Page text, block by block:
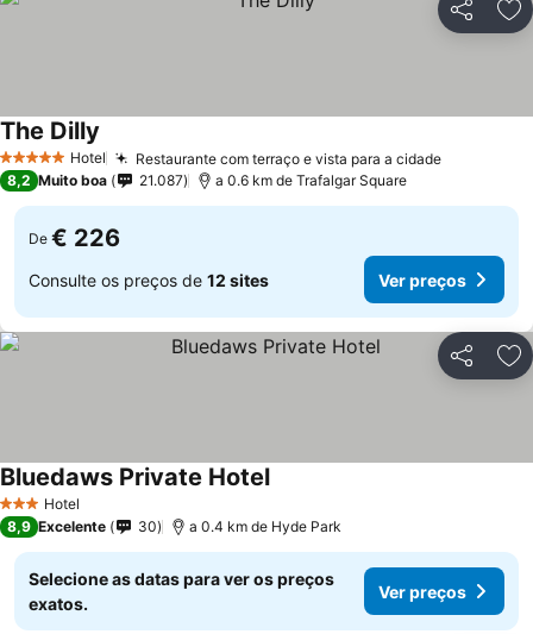
Partilhar
5 Estrelas Hotel Restaurante com terraço e vista para a cidadeVer
The Dilly
8,2 Muito boa 21.087 a 0.6 km de Trafalgar Square
De € 226
Consulte os preços de 12 sites Ver preços
Partilhar
3 EstrelasHotel
Bluedaws Private HotelVer preços
8,9 Excelente 30 a 0.4 km de Hyde Park
Selecione as datas para ver os preços
exatos.
Ver preços